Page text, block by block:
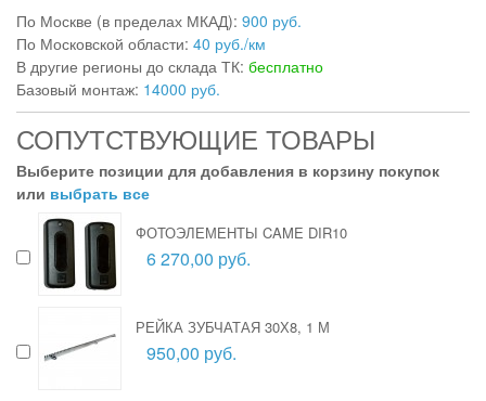
По Москве (в пределах МКАД): 900 руб.
По Московской области: 40 руб./км
В другие регионы до склада ТК: бесплатно
Базовый монтаж: 14000 руб.
СОПУТСТВУЮЩИЕ ТОВАРЫ
Выберите позиции для добавления в корзину покупок
или выбрать все
ФОТОЭЛЕМЕНТЫ CAME DIR10
6 270,00 руб.
РЕЙКА ЗУБЧАТАЯ 30Х8, 1 М
950,00 руб.